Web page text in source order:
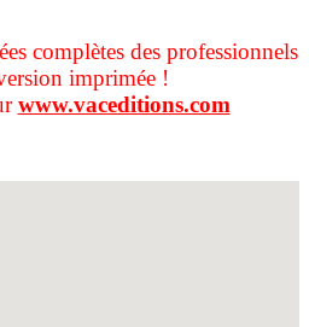
complètes des professionnels
imprimée !
www.vaceditions.com